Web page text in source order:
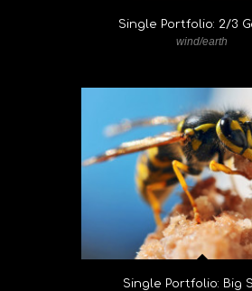
Single Portfolio: 2/3
wind/earth
Single Portfolio: Big